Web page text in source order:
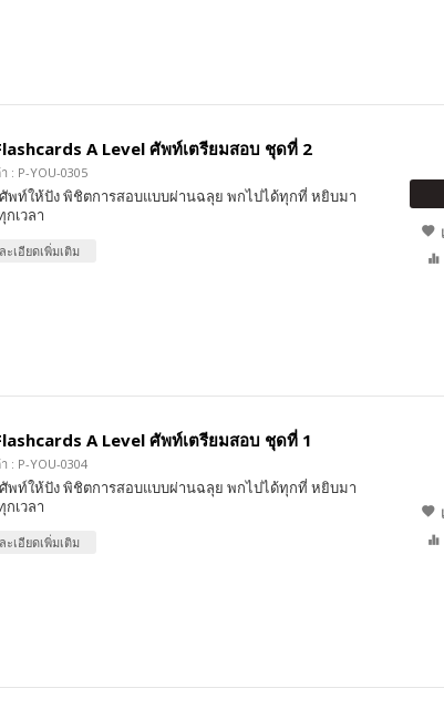
A Level ศัพท์เตรียมสอบ ชุดที่ 2
: P-YOU-0305
พท์ให้ปัง พิชิตการสอบแบบผ่านฉลุย พกไปได้ทุกที่ หยิบมา
เวลา
ะเอียดเพิ่มเติม
A Level ศัพท์เตรียมสอบ ชุดที่ 1
: P-YOU-0304
พท์ให้ปัง พิชิตการสอบแบบผ่านฉลุย พกไปได้ทุกที่ หยิบมา
เวลา
ะเอียดเพิ่มเติม